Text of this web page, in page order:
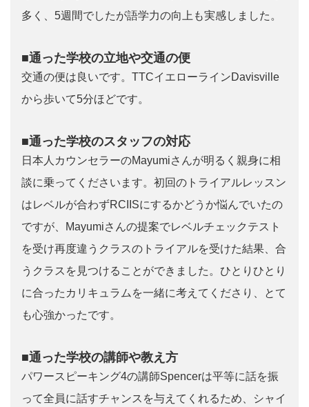
多く、5週間でしたが語学力の向上も実感しました。
■通った学校の立地や交通の便
交通の便は良いです。TTCイエローラインDavisville
から歩いて5分ほどです。
■通った学校のスタッフの対応
日本人カウンセラーのMayumiさんが明るく親身に相
談に乗ってくださいます。初回のトライアルレッスン
はレベルが合わずRCIISにするかどうか悩んでいたの
ですが、Mayumiさんの提案でレベルチェックテスト
を受け再度違うクラスのトライアルを受けた結果、合
うクラスを見つけることができました。ひとりひとり
に合ったカリキュラムを一緒に考えてくださり、とて
も心強かったです。
■通った学校の講師や教え方
パワースピーキング4の講師Spencerは平等に話を振
って全員に話すチャンスを与えてくれるため、シャイ